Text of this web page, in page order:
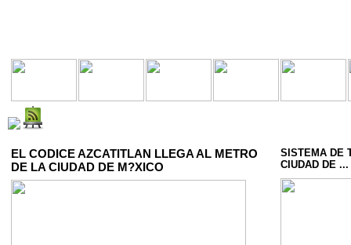
EL CODICE AZCATITLAN LLEGA AL METRO
DE LA CIUDAD DE M?XICO
SISTEMA DE
CIUDAD DE ...